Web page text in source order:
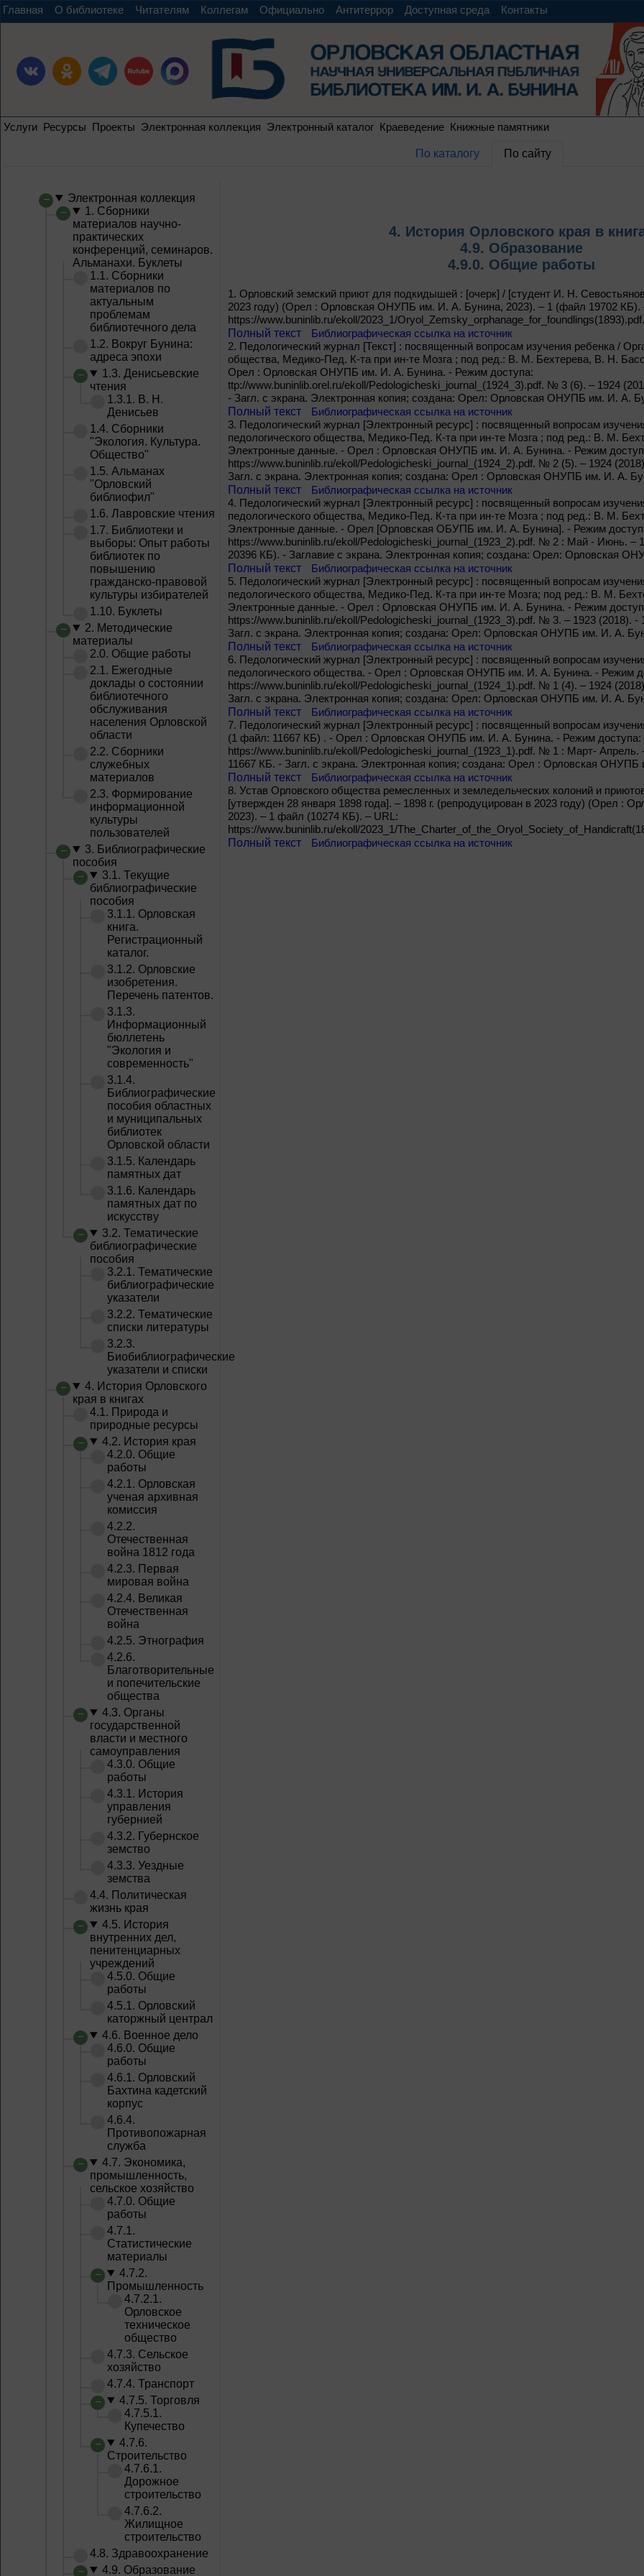
Главная О библиотеке Читателям Коллегам Официально Антитеррор Доступная среда Контакты
Услуги Ресурсы Проекты Электронная коллекция Электронный каталог Краеведение Книжные памятники
По каталогу По сайту
Электронная коллекция
1. Сборники
материалов научно-
практических
конференций, семинаров.
Альманахи. Буклеты
1.1. Сборники
материалов по
актуальным
проблемам
библиотечного дела
1.2. Вокруг Бунина:
адреса эпохи
1.3. Денисьевские
чтения
1.3.1. В. Н.
Денисьев
1.4. Сборники
"Экология. Культура.
Общество"
1.5. Альманах
"Орловский
библиофил"
1.6. Лавровские чтения
1.7. Библиотеки и
выборы: Опыт работы
библиотек по
повышению
гражданско-правовой
культуры избирателей
1.10. Буклеты
2. Методические
материалы
2.0. Общие работы
2.1. Ежегодные
доклады о состоянии
библиотечного
обслуживания
населения Орловской
области
2.2. Сборники
служебных
материалов
2.3. Формирование
информационной
культуры
пользователей
3. Библиографические
пособия
3.1. Текущие
библиографические
пособия
3.1.1. Орловская
книга.
Регистрационный
каталог.
3.1.2. Орловские
изобретения.
Перечень патентов.
3.1.3.
Информационный
бюллетень
"Экология и
современность"
3.1.4.
Библиографические
пособия областных
и муниципальных
библиотек
Орловской области
3.1.5. Календарь
памятных дат
3.1.6. Календарь
памятных дат по
искусству
3.2. Тематические
библиографические
пособия
3.2.1. Тематические
библиографические
указатели
3.2.2. Тематические
списки литературы
3.2.3.
Биобиблиографические
указатели и списки
4. История Орловского
края в книгах
4.1. Природа и
природные ресурсы
4.2. История края
4.2.0. Общие
работы
4.2.1. Орловская
ученая архивная
комиссия
4.2.2.
Отечественная
война 1812 года
4.2.3. Первая
мировая война
4.2.4. Великая
Отечественная
война
4.2.5. Этнография
4.2.6.
Благотворительные
и попечительские
общества
4.3. Органы
государственной
власти и местного
самоуправления
4.3.0. Общие
работы
4.3.1. История
управления
губернией
4.3.2. Губернское
земство
4.3.3. Уездные
земства
4.4. Политическая
жизнь края
4.5. История
внутренних дел,
пенитенциарных
учреждений
4.5.0. Общие
работы
4.5.1. Орловский
каторжный централ
4.6. Военное дело
4.6.0. Общие
работы
4.6.1. Орловский
Бахтина кадетский
корпус
4.6.4.
Противопожарная
служба
4.7. Экономика,
промышленность,
сельское хозяйство
4.7.0. Общие
работы
4.7.1.
Статистические
материалы
4.7.2.
Промышленность
4.7.2.1.
Орловское
техническое
общество
4.7.3. Сельское
хозяйство
4.7.4. Транспорт
4.7.5. Торговля
4.7.5.1.
Купечество
4.7.6.
Строительство
4.7.6.1.
Дорожное
строительство
4.7.6.2.
Жилищное
строительство
4.8. Здравоохранение
4.9. Образование
4. История Орловского края в
4.9. Образование
4.9.0. Общие работы
1. Орловский земский приют для подкидышей : [очерк] / [студент И. Н.
2023 году) (Орел : Орловская ОНУПБ им. И. А. Бунина, 2023). – 1 (файл 19702 КБ).
https://www.buninlib.ru/ekoll/2023_1/
Полный текст
Библиографическая ссылка на источник
2. Педологический журнал [Текст] : посвященный вопросам изучения ребенка /
общества, Медико-Пед. К-та при ин-те Мозга ; под ред.: В. М. Бехтерева, В. Н.
Орел : Орловская ОНУПБ им. И. А. Бунина. - Режим доступа:
ttp://www.buninlib.orel.ru/ekoll/Pedologicheski_journal_(1924_3).pdf. № 3 (6). – 1924
- Загл. с экрана. Электронная копия; создана: Орел: Орловская ОНУПБ им. И. А.
Полный текст
Библиографическая ссылка на источник
3. Педологический журнал [Электронный ресурс] : посвященный вопросам
педологического общества, Медико-Пед. К-та при ин-те Мозга ; под ред.: В. М.
Электронные данные. - Орел : Орловская ОНУПБ им. И. А. Бунина. - Режим
https://www.buninlib.ru/ekoll/Pedologicheski_journal_(1924_2).pdf. № 2 (5). – 1924
Загл. с экрана. Электронная копия; создана: Орел : Орловская ОНУПБ им. И. А.
Полный текст
Библиографическая ссылка на источник
4. Педологический журнал [Электронный ресурс] : посвященный вопросам
педологического общества, Медико-Пед. К-та при ин-те Мозга ; под ред.: В. М.
Электронные данные. - Орел [Орловская ОБУПБ им. И. А. Бунина]. - Режим
https://www.buninlib.ru/ekoll/Pedologicheski_journal_(1923_2).pdf. № 2 : Май - Июнь. –
20396 КБ). - Заглавие с экрана. Электронная копия; создана: Орел: Орловская
Полный текст
Библиографическая ссылка на источник
5. Педологический журнал [Электронный ресурс] : посвященный вопросам
педологического общества, Медико-Пед. К-та при ин-те Мозга; под ред.: В. М.
Электронные данные. - Орел : Орловская ОНУПБ им. И. А. Бунина. - Режим
https://www.buninlib.ru/ekoll/Pedologicheski_journal_(1923_3).pdf. № 3. – 1923 (2018).
Загл. с экрана. Электронная копия; создана: Орел: Орловская ОНУПБ им. И. А.
Полный текст
Библиографическая ссылка на источник
6. Педологический журнал [Электронный ресурс] : посвященный вопросам
педологического общества. - Орел : Орловская ОНУПБ им. И. А. Бунина. - Режим
https://www.buninlib.ru/ekoll/Pedologicheski_journal_(1924_1).pdf. № 1 (4). – 1924
Загл. с экрана. Электронная копия; создана: Орел: Орловская ОНУПБ им. И. А.
Полный текст
Библиографическая ссылка на источник
7. Педологический журнал [Электронный ресурс] : посвященный вопросам
(1 файл: 11667 КБ) . - Орел : Орловская ОНУПБ им. И. А. Бунина. - Режим доступа:
https://www.buninlib.ru/ekoll/Pedologicheski_journal_(1923_1).pdf. № 1 : Март- Апрель.
11667 КБ. - Загл. с экрана. Электронная копия; создана: Орел : Орловская
Полный текст
Библиографическая ссылка на источник
8. Устав Орловского общества ремесленных и земледельческих колоний и
[утвержден 28 января 1898 года]. – 1898 г. (репродуцирован в 2023 году) (Орел :
2023). – 1 файл (10274 КБ). – URL:
https://www.buninlib.ru/ekoll/2023_1/
Полный текст
Библиографическая ссылка на источник